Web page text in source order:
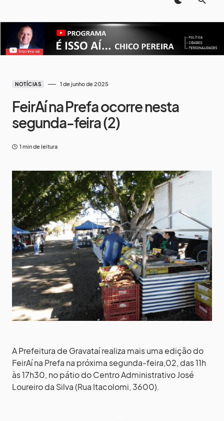
NOTÍCIAS 1 de junho de 2025
FeirAí na Prefa ocorre nesta
segunda-feira (2)
1 min de leitura
A Prefeitura de Gravataí realiza mais uma edição do
FeirAí na Prefa na próxima segunda-feira,02, das 11h
às 17h30, no pátio do Centro Administrativo José
Loureiro da Silva (Rua Itacolomi, 3600).